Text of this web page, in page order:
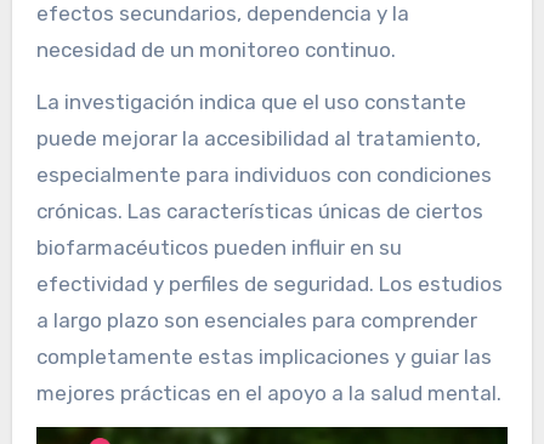
efectos secundarios, dependencia y la
necesidad de un monitoreo continuo.
La investigación indica que el uso constante
puede mejorar la accesibilidad al tratamiento,
especialmente para individuos con condiciones
crónicas. Las características únicas de ciertos
biofarmacéuticos pueden influir en su
efectividad y perfiles de seguridad. Los estudios
a largo plazo son esenciales para comprender
completamente estas implicaciones y guiar las
mejores prácticas en el apoyo a la salud mental.